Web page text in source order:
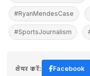
#RyanMendesCase
#SportsJournalism
शेयर करें: Facebook